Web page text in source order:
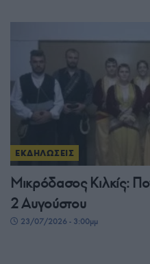
ΕΚΔΗΛΩΣΕΙΣ
Μικρόδασος Κιλκίς:
2 Αυγούστου
23/07/2026 - 3:00μμ